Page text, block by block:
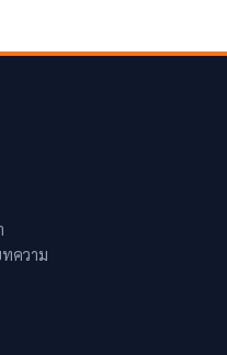
ความ